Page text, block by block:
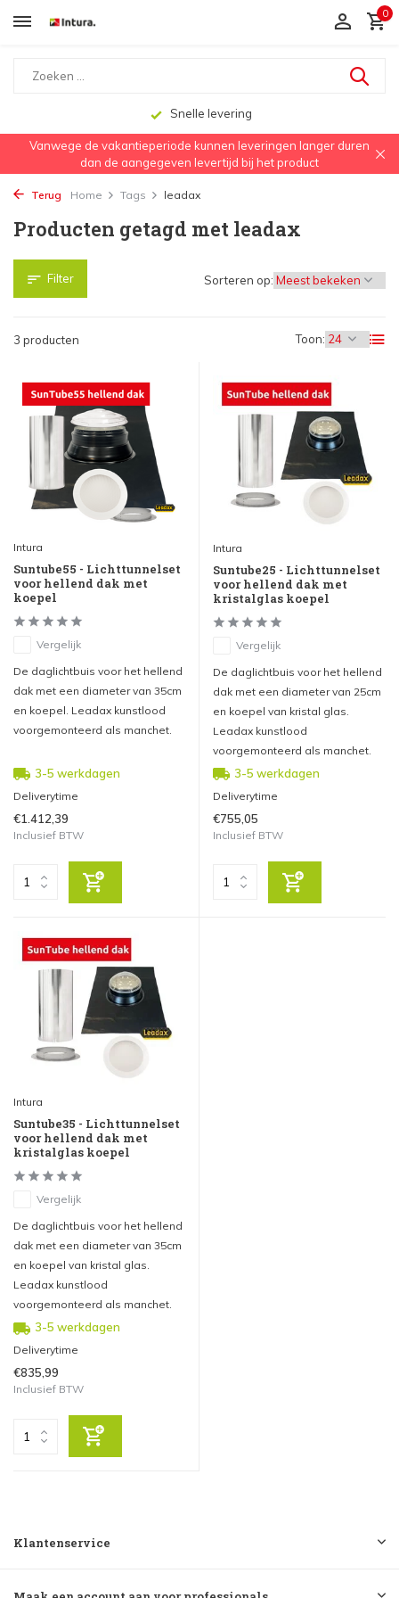
0
Snelle levering
Vanwege de vakantieperiode kunnen leveringen langer duren
dan de aangegeven levertijd bij het product
Terug Home Tags leadax
Producten getagd met leadax
Filter
3 producten Toon:
Sorteren op:
Intura
Suntube55 - Lichttunnelset
voor hellend dak met
koepel
Vergelijk
De daglichtbuis voor het hellend
dak met een diameter van 35cm
en koepel. Leadax kunstlood
voorgemonteerd als manchet.
3-5 werkdagen
Deliverytime
€1.412,39
Inclusief BTW
Intura
Suntube25 - Lichttunnelset
voor hellend dak met
kristalglas koepel
Vergelijk
De daglichtbuis voor het hellend
dak met een diameter van 25cm
en koepel van kristal glas.
Leadax kunstlood
voorgemonteerd als manchet.
3-5 werkdagen
Deliverytime
€755,05
Inclusief BTW
Intura
Suntube35 - Lichttunnelset
voor hellend dak met
kristalglas koepel
Vergelijk
De daglichtbuis voor het hellend
dak met een diameter van 35cm
en koepel van kristal glas.
Leadax kunstlood
voorgemonteerd als manchet.
3-5 werkdagen
Deliverytime
€835,99
Inclusief BTW
Klantenservice